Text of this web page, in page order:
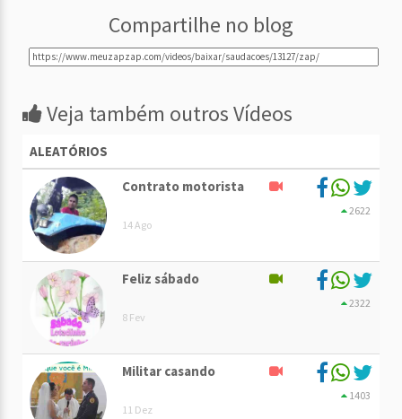
Compartilhe no blog
Veja também outros Vídeos
ALEATÓRIOS
Contrato motorista
14 Ago
2622
Feliz sábado
8 Fev
2322
Militar casando
11 Dez
1403